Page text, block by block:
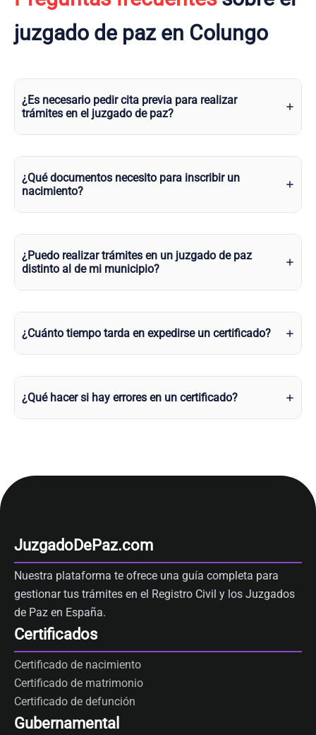
juzgado de paz en Colungo
¿Es necesario pedir cita previa para realizar
trámites en el juzgado de paz?
¿Qué documentos necesito para inscribir un
nacimiento?
¿Puedo realizar trámites en un juzgado de paz
distinto al de mi municipio?
¿Cuánto tiempo tarda en expedirse un certificado?
¿Qué hacer si hay errores en un certificado?
JuzgadoDePaz.com
Nuestra plataforma te ofrece una guía completa para
gestionar tus trámites en el Registro Civil y los Juzgados
de Paz en España.
Certificados
Certificado de nacimiento
Certificado de matrimonio
Certificado de defunción
Gubernamental